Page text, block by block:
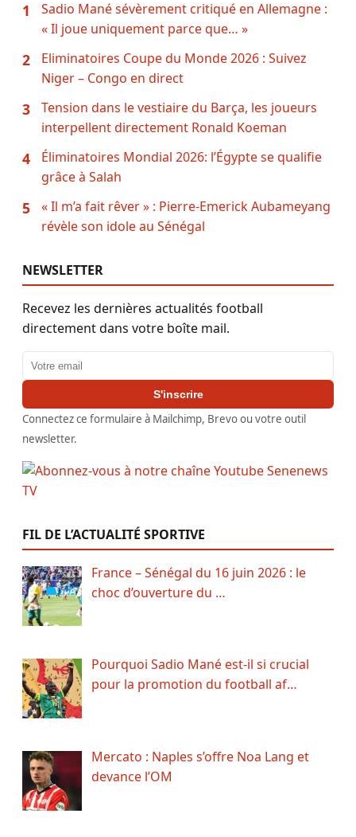
1
Sadio Mané sévèrement critiqué en Allemagne :
« Il joue uniquement parce que… »
2
Eliminatoires Coupe du Monde 2026 : Suivez
Niger – Congo en direct
3
Tension dans le vestiaire du Barça, les joueurs
interpellent directement Ronald Koeman
4
Éliminatoires Mondial 2026: l’Égypte se qualifie
grâce à Salah
5
« Il m’a fait rêver » : Pierre-Emerick Aubameyang
révèle son idole au Sénégal
NEWSLETTER
Recevez les dernières actualités football
directement dans votre boîte mail.
Adresse email
S'inscrire
Connectez ce formulaire à Mailchimp, Brevo ou votre outil
newsletter.
FIL DE L’ACTUALITÉ SPORTIVE
France – Sénégal du 16 juin 2026 : le
choc d’ouverture du …
Pourquoi Sadio Mané est-il si crucial
pour la promotion du football af…
Mercato : Naples s’offre Noa Lang et
devance l’OM